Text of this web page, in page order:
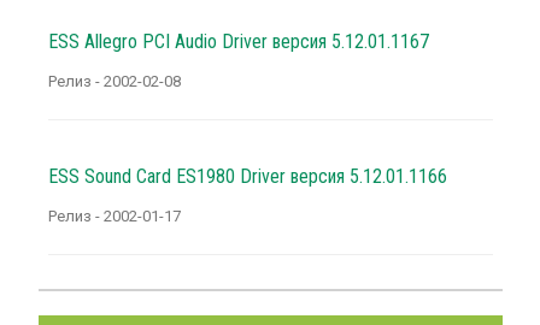
ESS Allegro PCI Audio Driver версия 5.12.01.1167
Релиз - 2002-02-08
ESS Sound Card ES1980 Driver версия 5.12.01.1166
Релиз - 2002-01-17